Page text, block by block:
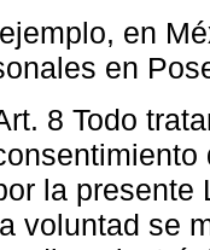
en
en
8 Todo
la presente
voluntad se